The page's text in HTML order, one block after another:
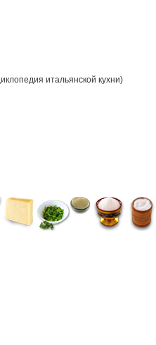
итальянской кухни)